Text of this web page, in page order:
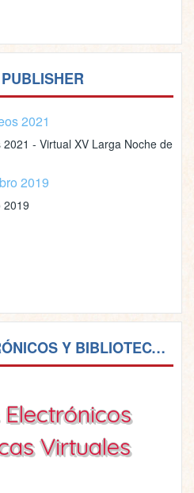
2021
- Virtual XV Larga Noche de
2019
2019
RECURSOS ELECTRÓNICOS Y BIBLIOTECAS VIRTUALES
Virtuales